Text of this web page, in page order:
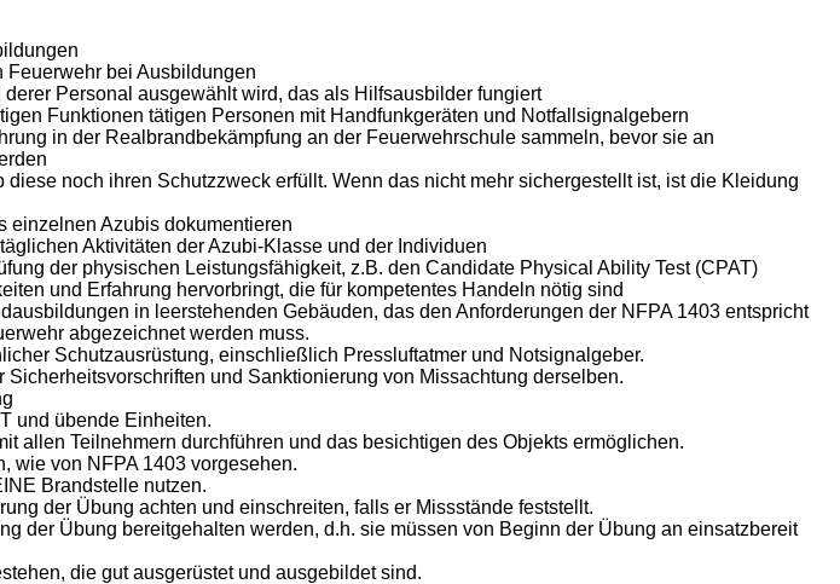
bei Ausbildungen
Personal ausgewählt wird, das als Hilfsausbilder fungiert
Funktionen tätigen Personen mit Handfunkgeräten und Notfallsignalgebern
in der Realbrandbekämpfung an der Feuerwehrschule sammeln, bevor sie an
noch ihren Schutzzweck erfüllt. Wenn das nicht mehr sichergestellt ist, ist die Kleidung
einzelnen Azubis dokumentieren
Aktivitäten der Azubi-Klasse und der Individuen
der physischen Leistungsfähigkeit, z.B. den Candidate Physical Ability Test (CPAT)
und Erfahrung hervorbringt, die für kompetentes Handeln nötig sind
in leerstehenden Gebäuden, das den Anforderungen der NFPA 1403 entspricht
abgezeichnet werden muss.
Schutzausrüstung, einschließlich Pressluftatmer und Notsignalgeber.
und Sanktionierung von Missachtung derselben.
und übende Einheiten.
allen Teilnehmern durchführen und das besichtigen des Objekts ermöglichen.
wie von NFPA 1403 vorgesehen.
Brandstelle nutzen.
der Übung achten und einschreiten, falls er Missstände feststellt.
der Übung bereitgehalten werden, d.h. sie müssen von Beginn der Übung an einsatzbereit
die gut ausgerüstet und ausgebildet sind.